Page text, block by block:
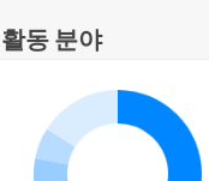
동 분야